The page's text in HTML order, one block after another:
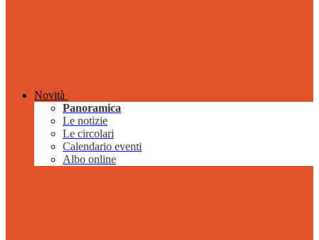
Novità
Panoramica
Le notizie
Le circolari
Calendario eventi
Albo online